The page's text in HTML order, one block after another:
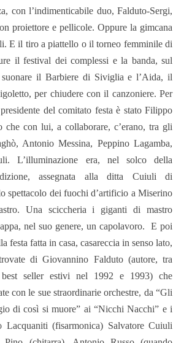
con l’indimenticabile duo, Falduto-Sergi,
proiettore e pellicole. Oppure la gimcana
E il tiro a piattello o il torneo femminile di
il festival dei complessi e la banda, sul
il Barbiere di Siviglia e l’Aida, il
per chiudere con il canzoniere. Per
del comitato festa è stato Filippo
che con lui, a collaborare, c’erano, tra gli
Antonio Messina, Peppino Lagamba,
L’illuminazione era, nel solco della
assegnata alla ditta Cuiuli di
spettacolo dei fuochi d’artificio a Miserino
Una sciccheria i giganti di mastro
nel suo genere, un capolavoro.
E poi
festa fatta in casa, casareccia in senso lato,
di Giovannino Falduto (autore, tra
seller estivi nel 1992 e 1993) che
con le sue straordinarie orchestre, da “Gli
di così si muore” ai “Nicchi Nacchi” e i
Lacquaniti (fisarmonica) Salvatore Cuiuli